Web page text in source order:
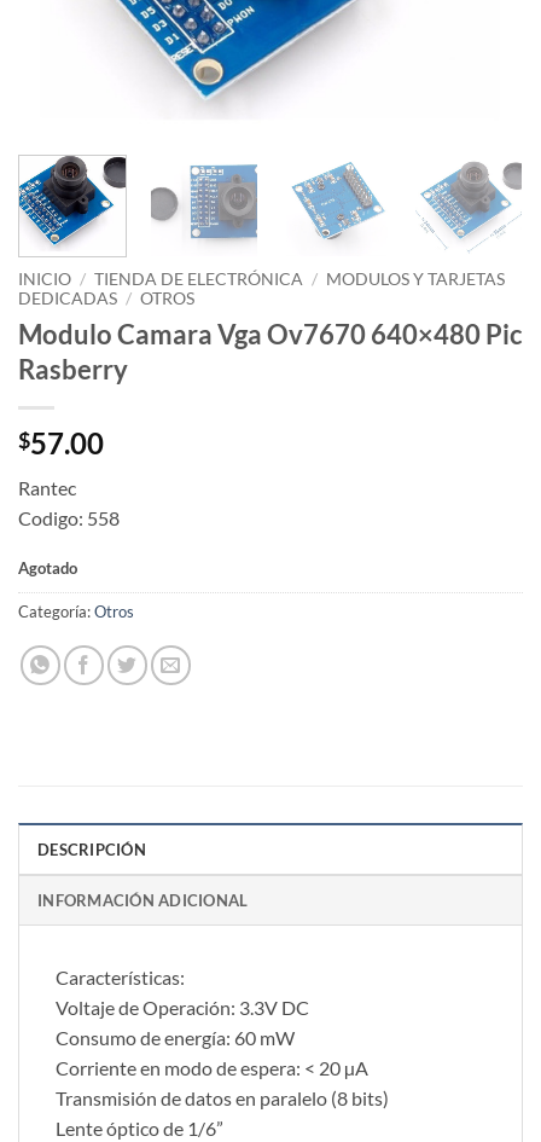
INICIO / TIENDA DE ELECTRÓNICA / MODULOS Y TARJETAS
DEDICADAS / OTROS
Modulo Camara Vga Ov7670 640×480 Pic
Rasberry
$57.00
Rantec
Codigo: 558
Agotado
Categoría:Otros
DESCRIPCIÓN
INFORMACIÓN ADICIONAL
Características:
Voltaje de Operación: 3.3V DC
Consumo de energía: 60 mW
Corriente en modo de espera: < 20 µA
Transmisión de datos en paralelo (8 bits)
Lente óptico de 1/6”